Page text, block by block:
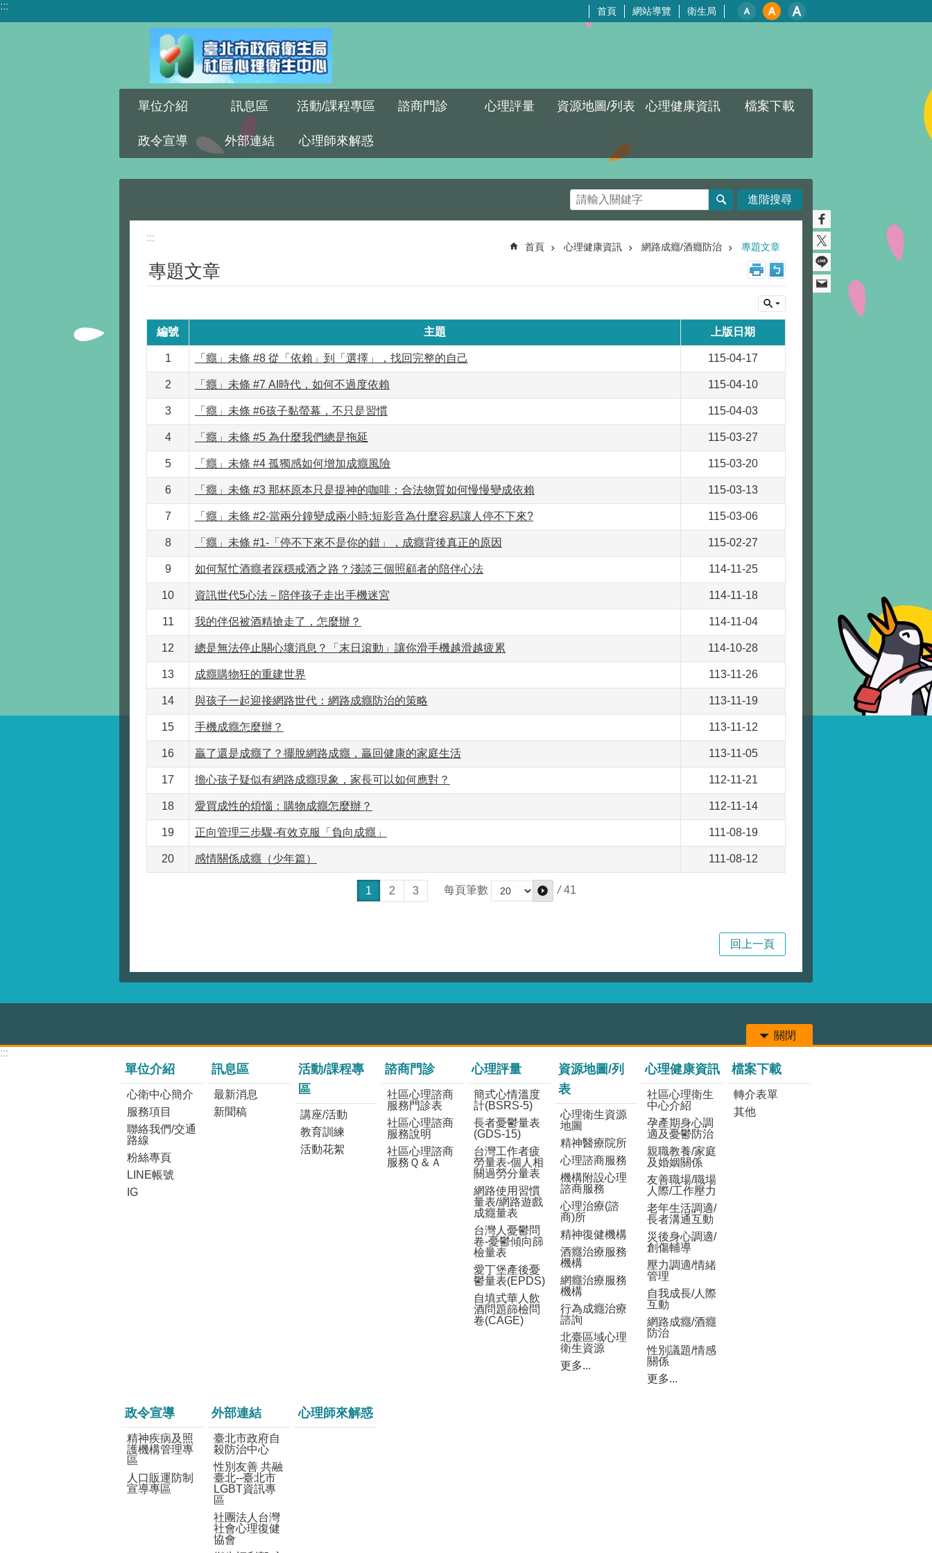
跳到主要內容區塊
::: 首頁 網站導覽 衛生局
單位介紹 訊息區 活動/課程專區 諮商門診 心理評量 資源地圖/列表 心理健康資訊 檔案下載
政令宣導 外部連結 心理師來解惑
進階搜尋
:::
首頁 心理健康資訊 網路成癮/酒癮防治 專題文章
專題文章
編號 主題 上版日期
1 「癮」未條 #8 從「依賴」到「選擇」，找回完整的自己 115-04-17
2 「癮」未條 #7 AI時代，如何不過度依賴 115-04-10
3 「癮」未條 #6孩子黏螢幕，不只是習慣 115-04-03
4 「癮」未條 #5 為什麼我們總是拖延 115-03-27
5 「癮」未條 #4 孤獨感如何增加成癮風險 115-03-20
6 「癮」未條 #3 那杯原本只是提神的咖啡：合法物質如何慢慢變成依賴 115-03-13
7 「癮」未條 #2-當兩分鐘變成兩小時:短影音為什麼容易讓人停不下來? 115-03-06
8 「癮」未條 #1-「停不下來不是你的錯」，成癮背後真正的原因 115-02-27
9 如何幫忙酒癮者踩穩戒酒之路？淺談三個照顧者的陪伴心法 114-11-25
10 資訊世代5心法－陪伴孩子走出手機迷宮 114-11-18
11 我的伴侶被酒精搶走了，怎麼辦？ 114-11-04
12 總是無法停止關心壞消息？「末日滾動」讓你滑手機越滑越疲累 114-10-28
13 成癮購物狂的重建世界 113-11-26
14 與孩子一起迎接網路世代：網路成癮防治的策略 113-11-19
15 手機成癮怎麼辦？ 113-11-12
16 贏了還是成癮了？擺脫網路成癮，贏回健康的家庭生活 113-11-05
17 擔心孩子疑似有網路成癮現象，家長可以如何應對？ 112-11-21
18 愛買成性的煩惱：購物成癮怎麼辦？ 112-11-14
19 正向管理三步驟-有效克服「負向成癮」 111-08-19
20 感情關係成癮（少年篇） 111-08-12
1 2 3 每頁筆數 / 41
回上一頁
關閉
:::
單位介紹
心衛中心簡介
服務項目
聯絡我們/交通
路線
粉絲專頁
LINE帳號
IG
訊息區
最新消息
新聞稿
活動/課程專
區
講座/活動
教育訓練
活動花絮
諮商門診
社區心理諮商
服務門診表
社區心理諮商
服務說明
社區心理諮商
服務Ｑ＆Ａ
心理評量
簡式心情溫度
計(BSRS-5)
長者憂鬱量表
(GDS-15)
台灣工作者疲
勞量表-個人相
關過勞分量表
網路使用習慣
量表/網路遊戲
成癮量表
台灣人憂鬱問
卷-憂鬱傾向篩
檢量表
愛丁堡產後憂
鬱量表(EPDS)
自填式華人飲
酒問題篩檢問
卷(CAGE)
資源地圖/列
表
心理衛生資源
地圖
精神醫療院所
心理諮商服務
機構附設心理
諮商服務
心理治療(諮
商)所
精神復健機構
酒癮治療服務
機構
網癮治療服務
機構
行為成癮治療
諮詢
北臺區域心理
衛生資源
更多...
心理健康資訊
社區心理衛生
中心介紹
孕產期身心調
適及憂鬱防治
親職教養/家庭
及婚姻關係
友善職場/職場
人際/工作壓力
老年生活調適/
長者溝通互動
災後身心調適/
創傷輔導
壓力調適/情緒
管理
自我成長/人際
互動
網路成癮/酒癮
防治
性別議題/情感
關係
更多...
檔案下載
轉介表單
其他
政令宣導
精神疾病及照
護機構管理專
區
人口販運防制
宣導專區
外部連結
臺北市政府自
殺防治中心
性別友善 共融
臺北--臺北市
LGBT資訊專
區
社團法人台灣
社會心理復健
協會
心理師來解惑